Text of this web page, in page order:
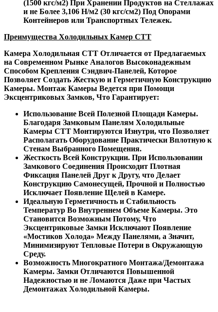
(1500 кгс/м2) При Хранении Продуктов на Стеллажах
и не Более 3,106 Н/м2 (30 кгс/см2) Под Опорами
Контейнеров или Транспортных Тележек.
Преимущества Холодильных Камер СТТ
Камера Холодильная СТТ Отличается от Предлагаемых
на Современном Рынке Аналогов Высоконадежным
Способом Крепления Сэндвич-Панелей, Которое
Позволяет Создать Жесткую и Герметичную Конструкцию
Камеры. Монтаж Камеры Ведется при Помощи
Эксцентриковых Замков, Что Гарантирует:
Использование Всей Полезной Площади Камеры.
Благодаря Замковым Панелям Холодильные
Камеры СТТ Монтируются Изнутри, что Позволяет
Располагать Оборудование Практически Вплотную к
Стенам Выбранного Помещения.
Жесткость Всей Конструкции. При Использовании
Замкового Соединения Происходит Плотная
Фиксация Панелей Друг к Другу, что Делает
Конструкцию Самонесущей, Прочной и Полностью
Исключает Появление Щелей в Камере.
Идеальную Герметичность и Стабильность
Температур Во Внутреннем Объеме Камеры. Это
Становится Возможным Потому, Что
Эксцентриковые Замки Исключают Появление
«Мостиков Холода» Между Панелями, а Значит,
Минимизируют Тепловые Потери в Окружающую
Среду.
Возможность Многократного Монтажа/Демонтажа
Камеры. Замки Отличаются Повышенной
Надежностью и не Ломаются Даже при Частых
Демонтажах Холодильной Камеры.